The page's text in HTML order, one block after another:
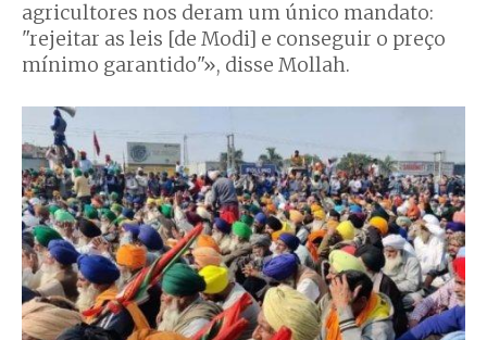
agricultores nos deram um único mandato:
"rejeitar as leis [de Modi] e conseguir o preço
mínimo garantido"», disse Mollah.